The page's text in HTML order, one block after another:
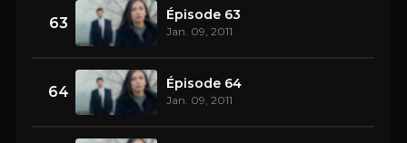
63 Épisode 63
Jan. 09, 2011
64 Épisode 64
Jan. 09, 2011